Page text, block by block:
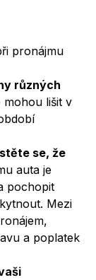
pronájmu
různých
mohou lišit v
se, že
auta je
pochopit
Mezi
a poplatek